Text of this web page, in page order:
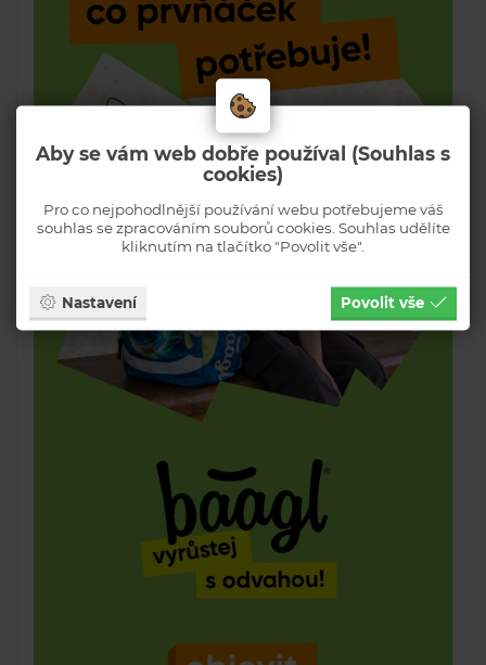
Aby se vám web dobře používal (Souhlas s
cookies)
Pro co nejpohodlnější používání webu potřebujeme váš
souhlas se zpracováním souborů cookies. Souhlas udělíte
kliknutím na tlačítko "Povolit vše".
Nastavení Povolit vše